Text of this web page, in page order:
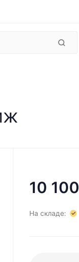
10 100
На складе: